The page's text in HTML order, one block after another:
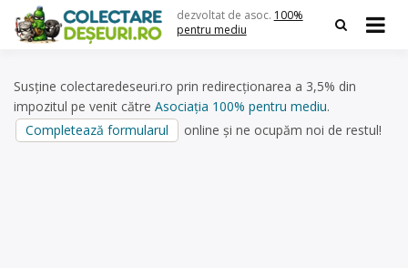
content
dezvoltat de asoc. 100%
pentru mediu
Susține colectaredeseuri.ro prin redirecționarea a 3,5% din
impozitul pe venit către Asociația 100% pentru mediu.
Completează formularul
online și ne ocupăm noi de restul!